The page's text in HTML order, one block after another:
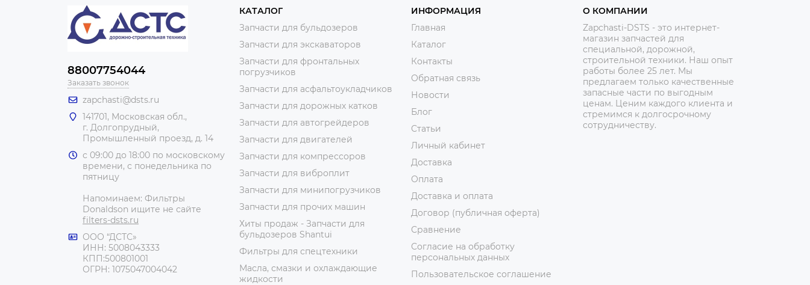
88007754044
Заказать звонок
zapchasti@dsts.ru
141701, Московская обл.,
г. Долгопрудный,
Промышленный проезд, д. 14
с 09:00 до 18:00 по московскому
времени, с понедельника по
пятницу
Напоминаем: Фильтры
Donaldson ищите не сайте
filters-dsts.ru
ООО “ДСТС»
ИНН: 5008043333
КПП:500801001
ОГРН: 1075047004042
КАТАЛОГ
Запчасти для бульдозеров
Запчасти для экскаваторов
Запчасти для фронтальных
погрузчиков
Запчасти для асфальтоукладчиков
Запчасти для дорожных катков
Запчасти для автогрейдеров
Запчасти для двигателей
Запчасти для компрессоров
Запчасти для виброплит
Запчасти для минипогрузчиков
Запчасти для прочих машин
Хиты продаж - Запчасти для
бульдозеров Shantui
Фильтры для спецтехники
Масла, смазки и охлаждающие
жидкости
ИНФОРМАЦИЯ
Главная
Каталог
Контакты
Обратная связь
Новости
Блог
Статьи
Личный кабинет
Доставка
Оплата
Доставка и оплата
Договор (публичная оферта)
Сравнение
Согласие на обработку
персональных данных
Пользовательское соглашение
О КОМПАНИИ
Zapchasti-DSTS - это интернет-
магазин запчастей для
специальной, дорожной,
строительной техники. Наш опыт
работы более 25 лет. Мы
предлагаем только качественные
запасные части по выгодным
ценам. Ценим каждого клиента и
стремимся к долгосрочному
сотрудничеству.